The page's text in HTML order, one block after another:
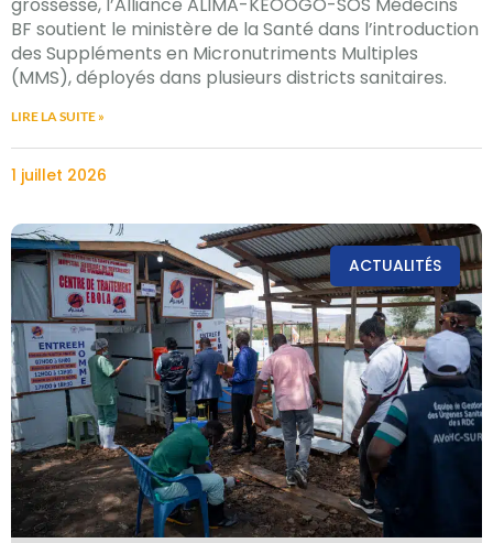
BF soutient le ministère de la Santé dans l’introduction
des Suppléments en Micronutriments Multiples
(MMS), déployés dans plusieurs districts sanitaires.
LIRE LA SUITE »
1 juillet 2026
ACTUALITÉS